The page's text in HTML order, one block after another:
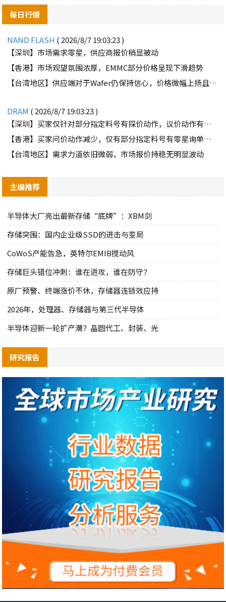
每日行情
NAND FLASH ( 2026/8/7 19:03:23 )
【深圳】市场需求零星，供应商报价稍显被动
【香港】市场观望氛围浓厚，EMMC部分价格呈现下滑趋势
【台湾地区】供应端对于Wafer仍保持信心，价格微幅上扬且惜售态度不变
DRAM ( 2026/8/7 19:03:23 )
【深圳】买家仅针对部分指定料号有探价动作，议价动作有所减少
【香港】买家问价动作减少，仅有部分指定料号有零星询单动作
【台湾地区】需求力道依旧微弱，市场报价持稳无明显波动
主编推荐
半导体大厂亮出最新存储“底牌”：XBM剑
存储突围：国内企业级SSD的进击与变局
CoWoS产能告急，英特尔EMIB搅动风
存储巨头错位冲刺：谁在进攻，谁在防守？
原厂预警、终端涨价不休，存储器连锁效应持
2026年，处理器、存储器与第三代半导体
半导体迎新一轮扩产潮？晶圆代工、封装、光
研究报告